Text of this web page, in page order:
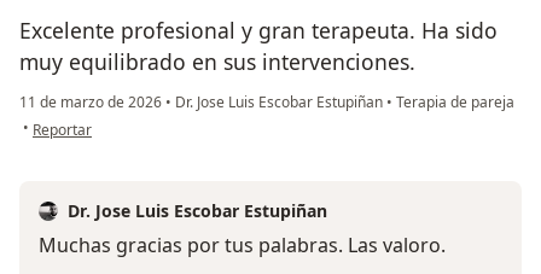
Excelente profesional y gran terapeuta. Ha sido
muy equilibrado en sus intervenciones.
11 de marzo de 2026 • Dr. Jose Luis Escobar Estupiñan • Terapia de pareja
• en opinión del usuario Daniel
Reportar
Dr. Jose Luis Escobar Estupiñan
Muchas gracias por tus palabras. Las valoro.